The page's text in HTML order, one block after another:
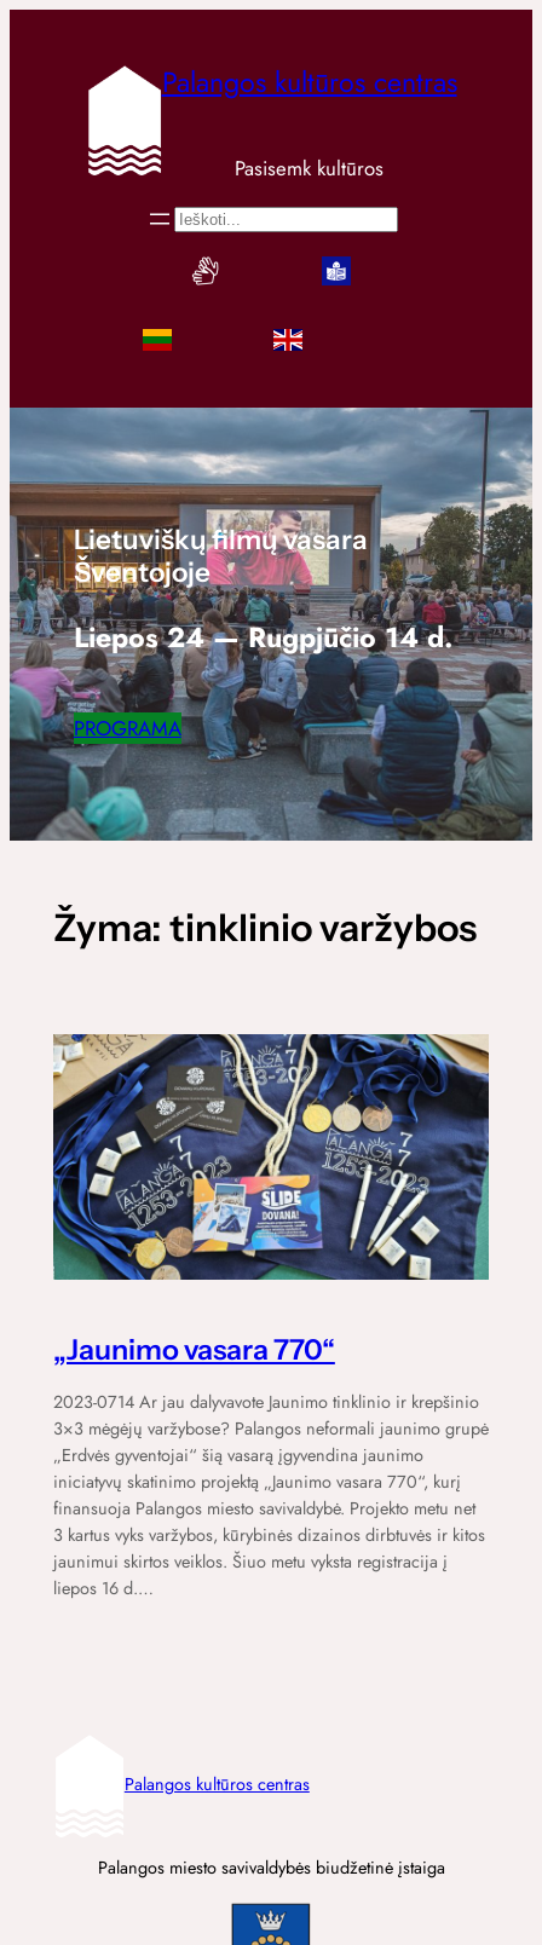
Palangos kultūros centras
Pasisemk kultūros
Paieška
Lietuviškų filmų vasara
Šventojoje
Liepos 24 — Rugpjūčio 14 d.
PROGRAMA
Žyma: tinklinio varžybos
„Jaunimo vasara 770“
2023-0714 Ar jau dalyvavote Jaunimo tinklinio ir krepšinio
3×3 mėgėjų varžybose? Palangos neformali jaunimo grupė
„Erdvės gyventojai“ šią vasarą įgyvendina jaunimo
iniciatyvų skatinimo projektą „Jaunimo vasara 770“, kurį
finansuoja Palangos miesto savivaldybė. Projekto metu net
3 kartus vyks varžybos, kūrybinės dizainos dirbtuvės ir kitos
jaunimui skirtos veiklos. Šiuo metu vyksta registracija į
liepos 16 d.…
Palangos kultūros centras
Palangos miesto savivaldybės biudžetinė įstaiga